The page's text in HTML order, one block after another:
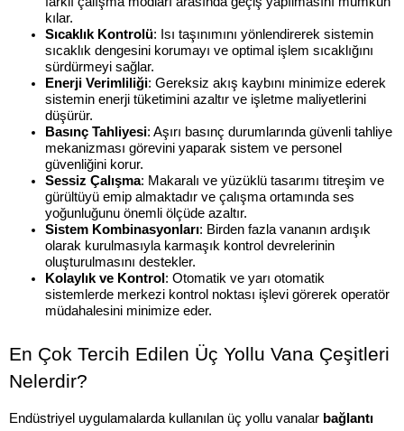
kılar.
Sıcaklık Kontrolü: Isı taşınımını yönlendirerek sistemin
sıcaklık dengesini korumayı ve optimal işlem sıcaklığını
sürdürmeyi sağlar.
Enerji Verimliliği: Gereksiz akış kaybını minimize ederek
sistemin enerji tüketimini azaltır ve işletme maliyetlerini
düşürür.
Basınç Tahliyesi: Aşırı basınç durumlarında güvenli tahliye
mekanizması görevini yaparak sistem ve personel
güvenliğini korur.
Sessiz Çalışma: Makaralı ve yüzüklü tasarımı titreşim ve
gürültüyü emip almaktadır ve çalışma ortamında ses
yoğunluğunu önemli ölçüde azaltır.
Sistem Kombinasyonları: Birden fazla vananın ardışık
olarak kurulmasıyla karmaşık kontrol devrelerinin
oluşturulmasını destekler.
Kolaylık ve Kontrol: Otomatik ve yarı otomatik
sistemlerde merkezi kontrol noktası işlevi görerek operatör
müdahalesini minimize eder.
En Çok Tercih Edilen Üç Yollu Vana Çeşitleri
Nelerdir?
Endüstriyel uygulamalarda kullanılan üç yollu vanalar bağlantı